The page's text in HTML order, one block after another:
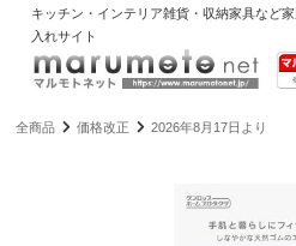
キッチン・インテリア雑貨・収納家具など
入れサイト
全商品 価格改正 2026年8月17日より